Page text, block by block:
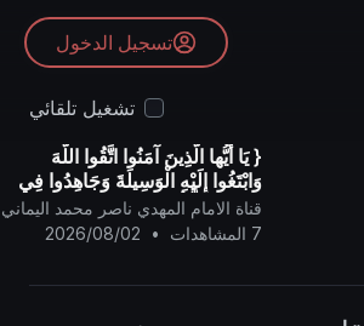
تسجيل الدخول
تشغيل تلقائي
{ يَا أيُّها الَّذِينَ آمَنُوا اتَّقُوا اللَّهَ
وَابْتَغُوا إِلَيْهِ الْوَسِيلَةَ وَجَاهِدُوا فِي
سَبِيلِهِ لَعَلَّكُمْ تُفْلِحُونَ }
قناة الامام المهدي ناصر محمد اليماني
7 المشاهدات
•
2026/08/02